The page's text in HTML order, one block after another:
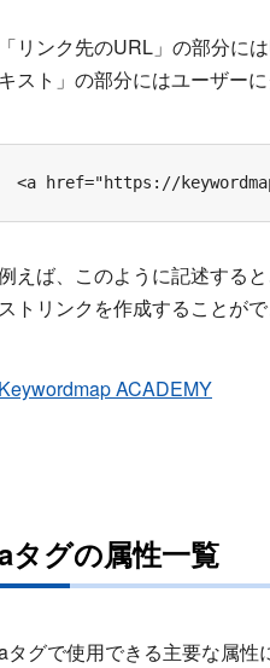
「リンク先のURL」の部分に
キスト」の部分にはユーザー
<a href="https://
えば、このように記述する
ストリンクを作成することがで
Keywordmap ACADEMY
タグの属性一覧
タグで使用できる主要な属性